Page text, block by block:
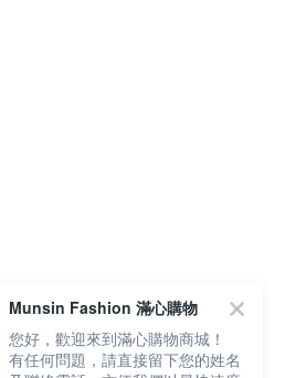
Munsin Fashion 滿心購物
您好，歡迎來到滿心購物商城！
有任何問題，請直接留下您的姓名